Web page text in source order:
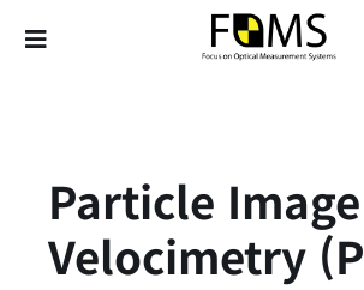
Toggle
Products
APPLICATIONS
Particle Image
Velocimetry